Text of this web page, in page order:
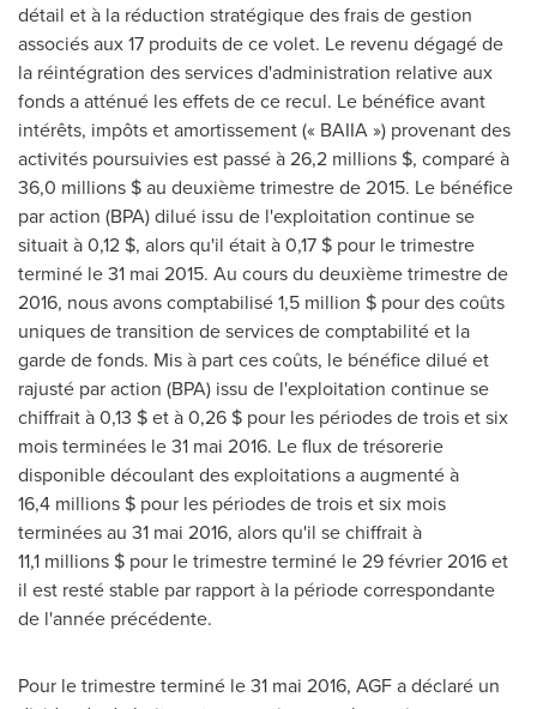
détail et à la réduction stratégique des frais de gestion
associés aux 17 produits de ce volet. Le revenu dégagé de
la réintégration des services d'administration relative aux
fonds a atténué les effets de ce recul. Le bénéfice avant
intérêts, impôts et amortissement (« BAIIA ») provenant des
activités poursuivies est passé à 26,2 millions $, comparé à
36,0 millions $ au deuxième trimestre de 2015. Le bénéfice
par action (BPA) dilué issu de l'exploitation continue se
situait à 0,12 $, alors qu'il était à 0,17 $ pour le trimestre
terminé le 31 mai 2015. Au cours du deuxième trimestre de
2016, nous avons comptabilisé 1,5 million $ pour des coûts
uniques de transition de services de comptabilité et la
garde de fonds. Mis à part ces coûts, le bénéfice dilué et
rajusté par action (BPA) issu de l'exploitation continue se
chiffrait à 0,13 $ et à 0,26 $ pour les périodes de trois et six
mois terminées le 31 mai 2016. Le flux de trésorerie
disponible découlant des exploitations a augmenté à
16,4 millions $ pour les périodes de trois et six mois
terminées au 31 mai 2016, alors qu'il se chiffrait à
11,1 millions $ pour le trimestre terminé le 29 février 2016 et
il est resté stable par rapport à la période correspondante
de l'année précédente.
Pour le trimestre terminé le 31 mai 2016, AGF a déclaré un